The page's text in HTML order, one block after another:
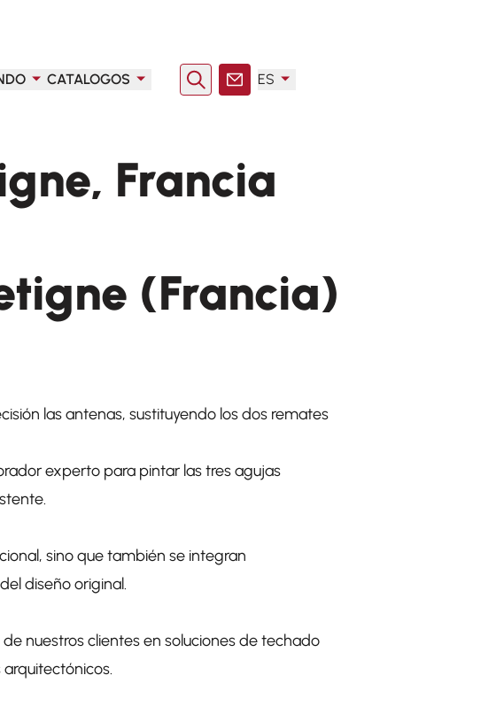
CATALOGOS Buscar enContacto
ES
Francia
(Francia)
las antenas, sustituyendo los dos remates
experto para pintar las tres agujas
sino que también se integran
diseño original.
nuestros clientes en soluciones de techado